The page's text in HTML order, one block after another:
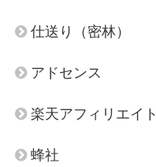
仕送り（密林）
アドセンス
楽天アフィリエイト
蜂社